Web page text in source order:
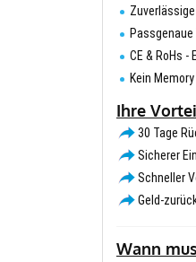
CE & RoHs
Kein
Ihre
30 Tage
Sicherer
Schneller
Geld-
Wann